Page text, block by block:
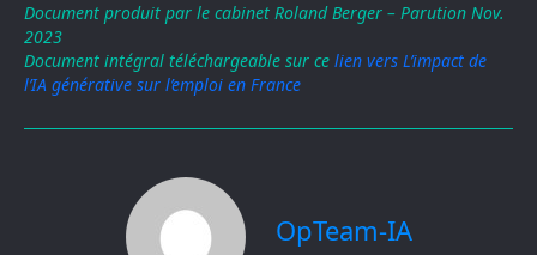
Document produit par le cabinet Roland Berger – Parution Nov.
2023
Document intégral téléchargeable sur ce lien vers L’impact de
l’IA générative sur l’emploi en France
OpTeam-IA